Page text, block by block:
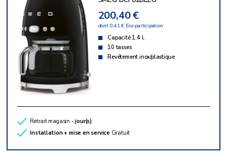
200,40 €
dont 0,41 € Eco-participation
Capacité 1.4 l.
10 tasses
Revêtement inox/plastique
Retrait magasin -jour(s)
Installation + mise en service Gratuit